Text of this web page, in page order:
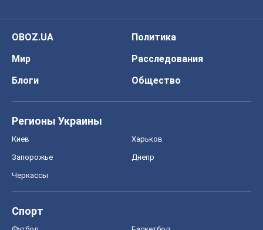
OBOZ.UA
Политика
Мир
Расследования
Блоги
Общество
Регионы Украины
Киев Харьков
Запорожье Днепр
Черкассы
Спорт